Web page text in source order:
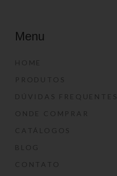
Menu
HOME
PRODUTOS
DÚVIDAS FREQUENTES
ONDE COMPRAR
CATÁLOGOS
BLOG
CONTATO